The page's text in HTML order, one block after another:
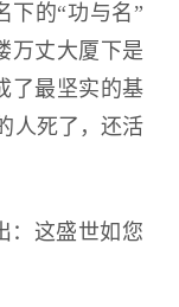
下的“功与名”
万丈大厦下是
了最坚实的基
人死了，还活
：这盛世如您